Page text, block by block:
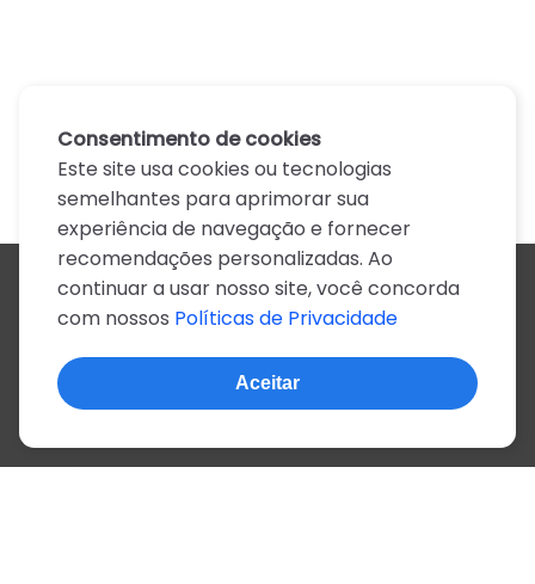
Todos os artistas
A
B C D E F G H I J
N
O P Q R S T U V W X
Z
0-9
© 2022, mais de 2 milhões de cifras e letras
Consentimento de cookies
Este site usa cookies ou tecnologias
semelhantes para aprimorar sua
experiência de navegação e fornecer
recomendações personalizadas. Ao
continuar a usar nosso site, você concorda
com nossos Políticas de Privacidade
Aceitar